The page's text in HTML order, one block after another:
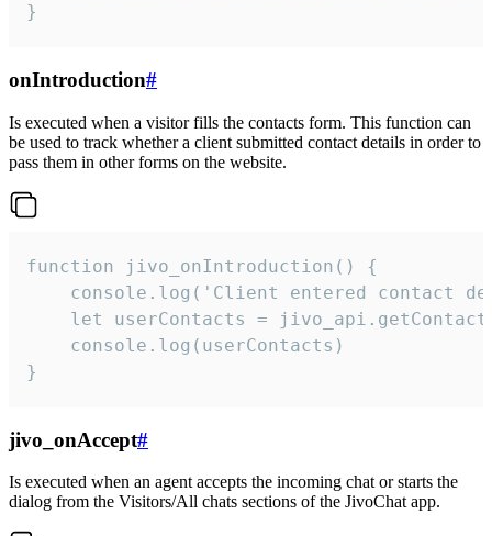
}
onIntroduction#
Is executed when a visitor fills the contacts form. This function can
be used to track whether a client submitted contact details in order to
pass them in other forms on the website.
function jivo_onIntroduction() {
console.log('Client entered contact
let userContacts =
    console.log(userContacts)
}
jivo_onAccept#
Is executed when an agent accepts the incoming chat or starts the
dialog from the Visitors/All chats sections of the JivoChat app.